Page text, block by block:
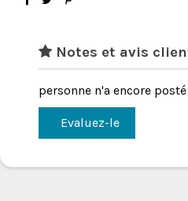
Notes et avis
personne n'a encore
Evaluez-le